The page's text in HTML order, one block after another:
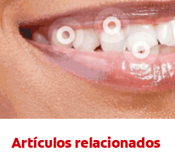
Artículos relacionados